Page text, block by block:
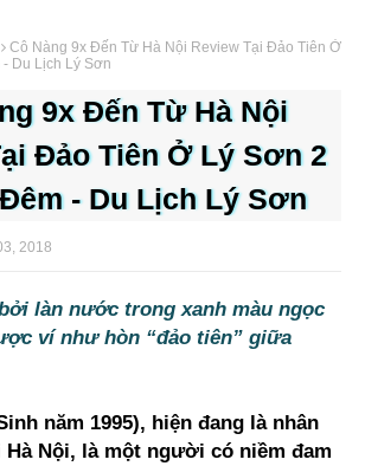
Cô Nàng 9x Đến Từ Hà Nội Review Tại Đảo Tiên Ở
Du Lịch Lý Sơn
9x Đến Từ Hà Nội
Đảo Tiên Ở Lý Sơn 2
- Du Lịch Lý Sơn
2018
làn nước trong xanh màu ngọc
ví như hòn “đảo tiên” giữa
năm 1995), hiện đang là nhân
Hà Nội, là một người có niềm đam